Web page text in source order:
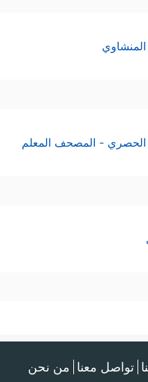
الحصري - المصحف المعلم
تواصل معنا من نحن